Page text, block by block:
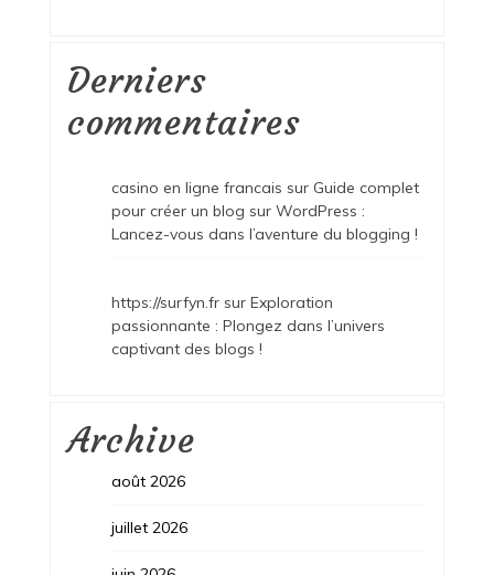
Derniers
commentaires
casino en ligne francais sur Guide complet
pour créer un blog sur WordPress :
Lancez-vous dans l’aventure du blogging !
https://surfyn.frsur Exploration
passionnante : Plongez dans l’univers
captivant des blogs !
Archive
août 2026
juillet 2026